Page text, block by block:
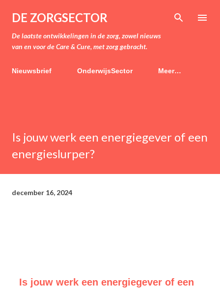
Doorgaan naar hoofdcontent
DE ZORGSECTOR
De laatste ontwikkelingen in de zorg, zowel nieuws
van en voor de Care & Cure, met zorg gebracht.
Nieuwsbrief OnderwijsSector Meer…
Is jouw werk een energiegever of een
energieslurper?
december 16, 2024
Is jouw werk een energiegever of een